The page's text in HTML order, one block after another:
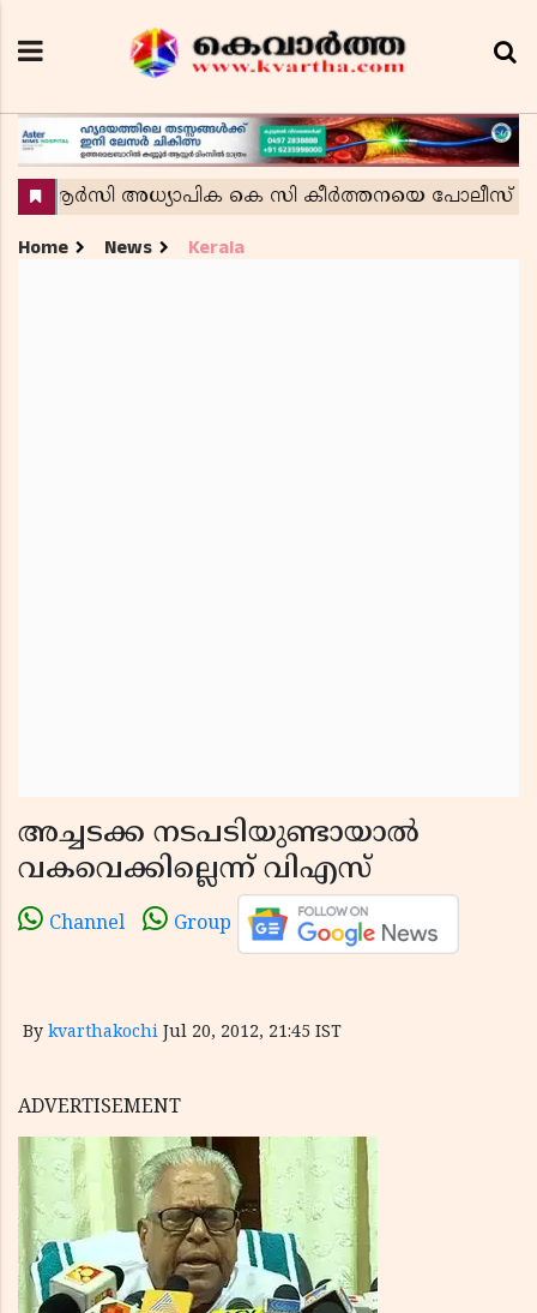
Home News Kerala
അച്ചടക്ക നടപടിയുണ്ടായാല്‍
വകവെക്കില്ലെന്ന്‌ വിഎസ്
Channel Group
By kvarthakochi Jul 20, 2012, 21:45 IST
ADVERTISEMENT